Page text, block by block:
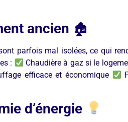
ancien 🏚
parfois mal isolées, ce qui
:
Chaudière à gaz si le
efficace et économique
d’énergie